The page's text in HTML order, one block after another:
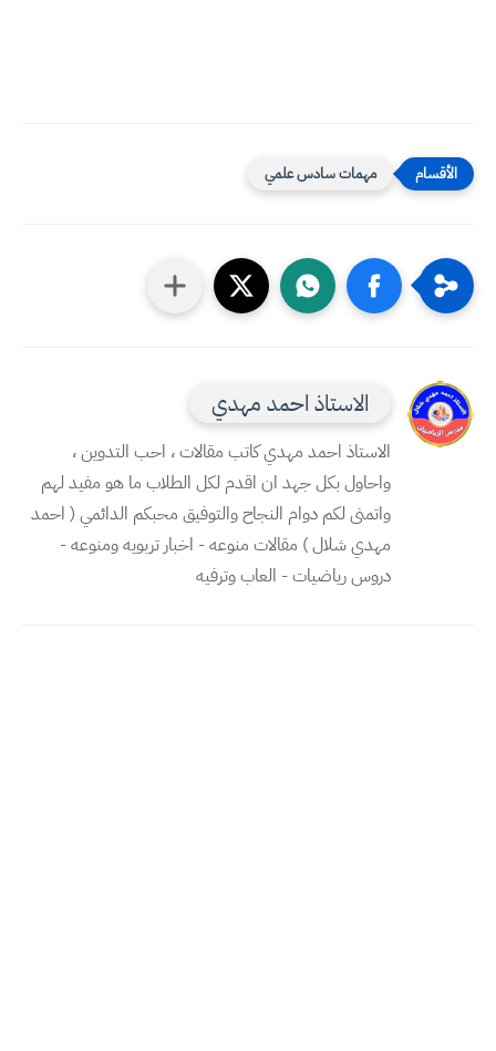
مهمات سادس علمي
الاستاذ احمد مهدي
الاستاذ احمد مهدي كاتب مقالات ، احب التدوين ،
واحاول بكل جهد ان اقدم لكل الطلاب ما هو مفيد لهم
واتمنى لكم دوام النجاح والتوفيق محبكم الدائمي ( احمد
مهدي شلال ) مقالات منوعه - اخبار تربويه ومنوعه -
دروس رياضيات - العاب وترفيه